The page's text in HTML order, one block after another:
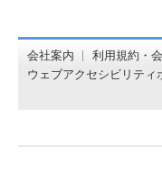
会社案内 利用規約・
ウェブアクセシビリティ